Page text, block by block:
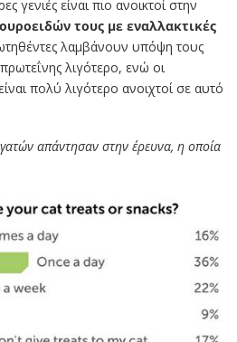
γενιές είναι πιο ανοικτοί στην
τους με εναλλακτικές
λαμβάνουν υπόψη τους
λιγότερο, ενώ οι
πολύ λιγότερο ανοιχτοί σε αυτό
απάντησαν στην έρευνα, η οποία